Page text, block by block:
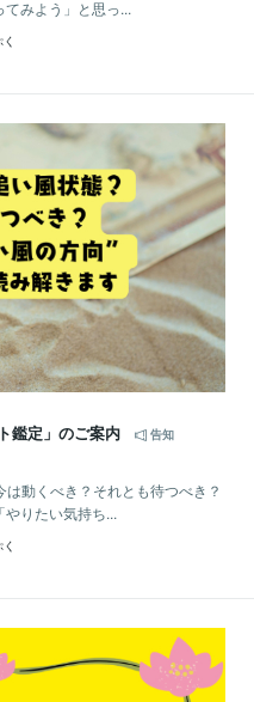
みよう」と思っ...
鑑定」のご案内
告知
動くべき？それとも待つべき？
りたい気持ち...